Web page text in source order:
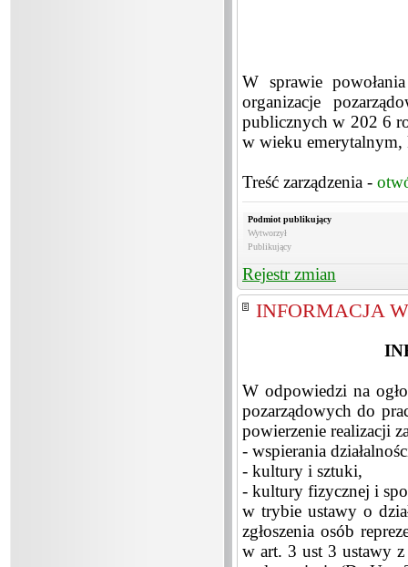
W sprawie
organizacje
publicznych w 202 6
w wieku
Treść zarządzenia -
Podmiot publikujący
Wytworzył
Publikujący
Rejestr zmian
INFORMACJA
W odpowiedzi na
pozarządowych do
powierzenie realizacji
- wspierania
- kultury i sztuki,
- kultury fizycznej i
w trybie ustawy o
zgłoszenia osób
w art. 3 ust 3 ustawy